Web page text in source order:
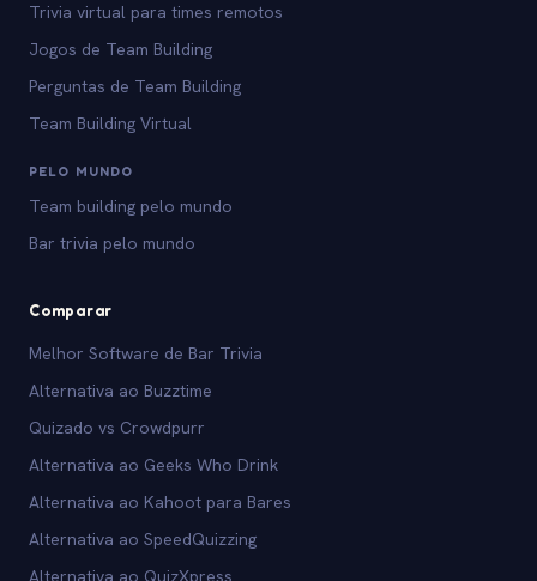
Trivia virtual para times remotos
Jogos de Team Building
Perguntas de Team Building
Team Building Virtual
PELO MUNDO
Team building pelo mundo
Bar trivia pelo mundo
Comparar
Melhor Software de Bar Trivia
Alternativa ao Buzztime
Quizado vs Crowdpurr
Alternativa ao Geeks Who Drink
Alternativa ao Kahoot para Bares
Alternativa ao SpeedQuizzing
Alternativa ao QuizXpress